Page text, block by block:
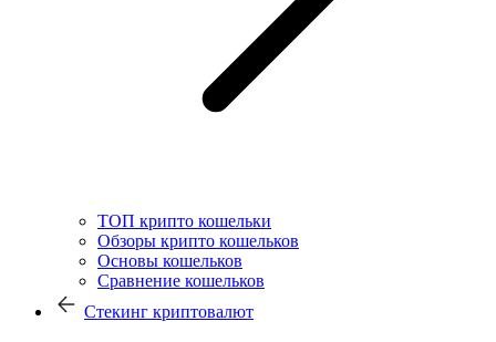
ТОП крипто кошельки
Обзоры крипто кошельков
Основы кошельков
Сравнение кошельков
Стекинг криптовалют